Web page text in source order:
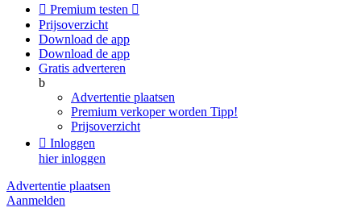
 Premium testen 
Prijsoverzicht
Download de app
Download de app
Gratis adverteren
b
Advertentie plaatsen
Premium verkoper worden Tipp!
Prijsoverzicht
 Inloggen
hier inloggen
Advertentie plaatsen
Aanmelden